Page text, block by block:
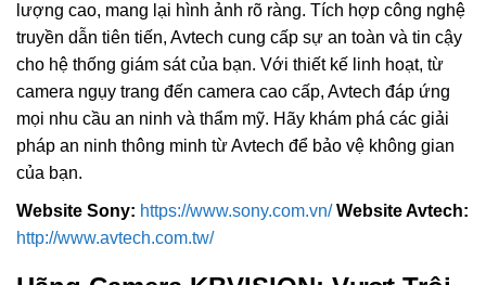
lượng cao, mang lại hình ảnh rõ ràng. Tích hợp công nghệ
truyền dẫn tiên tiến, Avtech cung cấp sự an toàn và tin cậy
cho hệ thống giám sát của bạn. Với thiết kế linh hoạt, từ
camera ngụy trang đến camera cao cấp, Avtech đáp ứng
mọi nhu cầu an ninh và thẩm mỹ. Hãy khám phá các giải
pháp an ninh thông minh từ Avtech để bảo vệ không gian
của bạn.
Website Sony: https://www.sony.com.vn/ Website Avtech:
http://www.avtech.com.tw/